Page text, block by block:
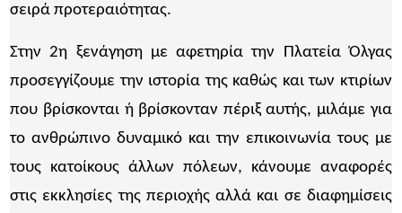
σειρά προτεραιότητας.
Στην 2η ξενάγηση με αφετηρία την Πλατεία Όλγας
προσεγγίζουμε την ιστορία της καθώς και των κτιρίων
που βρίσκονται ή βρίσκονταν πέριξ αυτής, μιλάμε για
το ανθρώπινο δυναμικό και την επικοινωνία τους με
τους κατοίκους άλλων πόλεων, κάνουμε αναφορές
στις εκκλησίες της περιοχής αλλά και σε διαφημίσεις